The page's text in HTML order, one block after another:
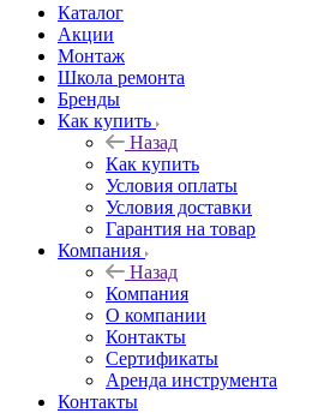
Каталог
Акции
Монтаж
Школа ремонта
Бренды
Как купить
Назад
Как купить
Условия оплаты
Условия доставки
Гарантия на товар
Компания
Назад
Компания
О компании
Контакты
Сертификаты
Аренда инструмента
Контакты